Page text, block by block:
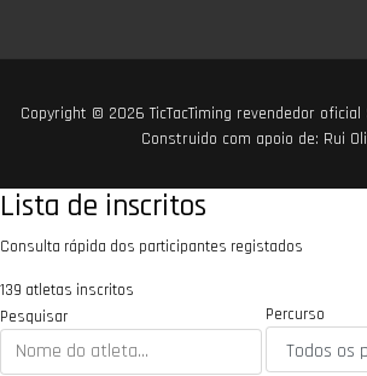
Copyright © 2026TicTacTiming revendedor oficial
Construido com apoio de: Rui
Lista de inscritos
Consulta rápida dos participantes registados
139 atletas inscritos
Pesquisar
Percurso